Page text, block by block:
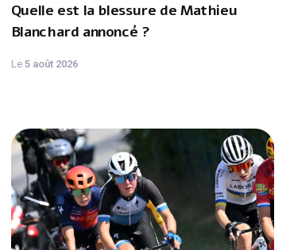
Quelle est la blessure de Mathieu
Blanchard annoncé ?
Le 5 août 2026